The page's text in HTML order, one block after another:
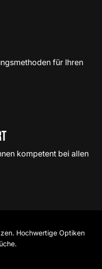
für Ihren
kompetent bei allen
Hochwertige Optiken